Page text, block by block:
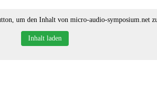
um den Inhalt von micro-audio-symposium.net
Inhalt laden